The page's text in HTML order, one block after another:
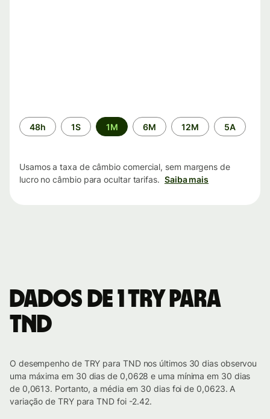
Período
de
48h 1S 1M 6M 12M 5A
Usamos a taxa de câmbio comercial, sem margens de
lucro no câmbio para ocultar tarifas. Saiba mais
Dados de 1 TRY para
TND
O desempenho de TRY para TND nos últimos 30 dias observou
uma máxima em 30 dias de 0,0628 e uma mínima em 30 dias
de 0,0613. Portanto, a média em 30 dias foi de 0,0623. A
variação de TRY para TND foi -2.42.